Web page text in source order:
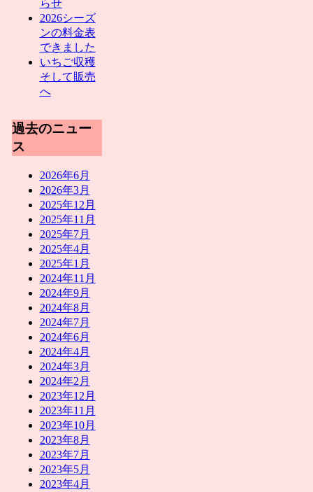
らせ
2026シーズ
ンの料金表
できました
いちご収穫
そして販売
へ
過去のニュー
ス
2026年6月
2026年3月
2025年12月
2025年11月
2025年7月
2025年4月
2025年1月
2024年11月
2024年9月
2024年8月
2024年7月
2024年6月
2024年4月
2024年3月
2024年2月
2023年12月
2023年11月
2023年10月
2023年8月
2023年7月
2023年5月
2023年4月